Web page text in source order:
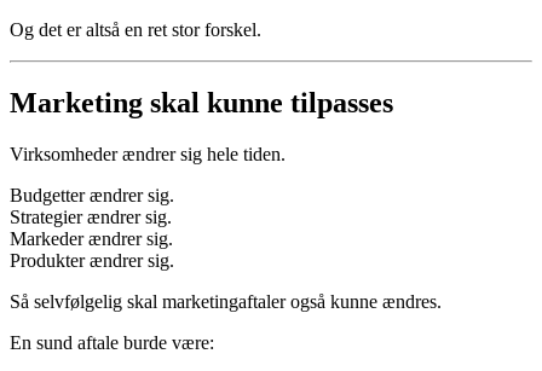
Og det er altså en ret stor forskel.
Marketing skal kunne tilpasses
Virksomheder ændrer sig hele tiden.
Budgetter ændrer sig.
Strategier ændrer sig.
Markeder ændrer sig.
Produkter ændrer sig.
Så selvfølgelig skal marketingaftaler også kunne ændres.
En sund aftale burde være: